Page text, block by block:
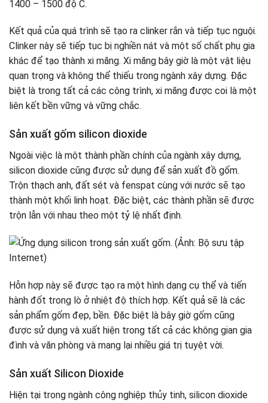
1400 – 1500 độ C.
Kết quả của quá trình sẽ tạo ra clinker rắn và tiếp tục nguội.
Clinker này sẽ tiếp tục bị nghiền nát và một số chất phụ gia
khác để tạo thành xi măng. Xi măng bây giờ là một vật liệu
quan trọng và không thể thiếu trong ngành xây dựng. Đặc
biệt là trong tất cả các công trình, xi măng được coi là một
liên kết bền vững và vững chắc.
Sản xuất gốm silicon dioxide
Ngoài việc là một thành phần chính của ngành xây dựng,
silicon dioxide cũng được sử dụng để sản xuất đồ gốm.
Trộn thạch anh, đất sét và fenspat cùng với nước sẽ tạo
thành một khối linh hoạt. Đặc biệt, các thành phần sẽ được
trộn lẫn với nhau theo một tỷ lệ nhất định.
Hỗn hợp này sẽ được tạo ra một hình dạng cụ thể và tiến
hành đốt trong lò ở nhiệt độ thích hợp. Kết quả sẽ là các
sản phẩm gốm đẹp, bền. Đặc biệt là bây giờ gốm cũng
được sử dụng và xuất hiện trong tất cả các không gian gia
đình và văn phòng và mang lại nhiều giá trị tuyệt vời.
Sản xuất Silicon Dioxide
Hiện tại trong ngành công nghiệp thủy tinh, silicon dioxide